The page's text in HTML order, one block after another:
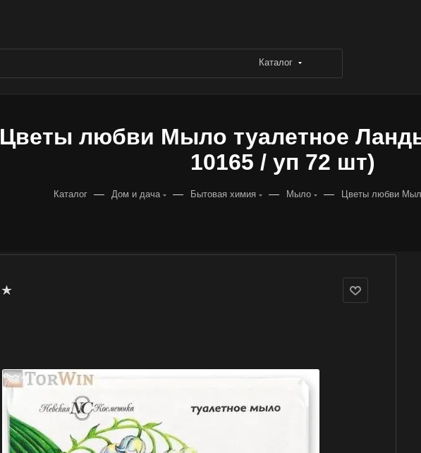
Каталог
Цветы любви Мыло туалетное
10165 / уп 72 шт)
Каталог — Дом и дача — Бытовая химия — Мыло — Цветы любви